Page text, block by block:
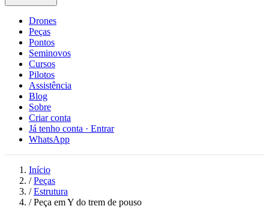
Drones
Peças
Pontos
Seminovos
Cursos
Pilotos
Assistência
Blog
Sobre
Criar conta
Já tenho conta · Entrar
WhatsApp
Início
/ Peças
/ Estrutura
/ Peça em Y do trem de pouso